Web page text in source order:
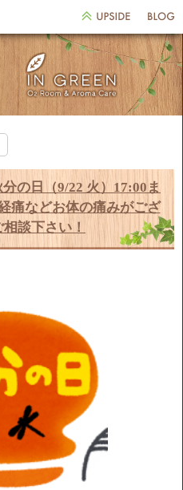
の日（9/22 火）17:00ま
痛などお体の痛みがござ
談下さい！